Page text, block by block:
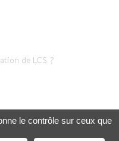
de LCS ?
le contrôle sur ceux que